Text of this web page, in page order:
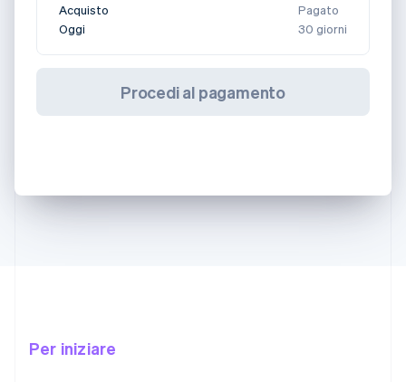
Acquisto
Oggi
Pagato
30 giorni
Procedi al pagamento
Per iniziare